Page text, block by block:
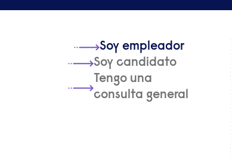
Soy empleador
Soy candidato
Tengo una
consulta general